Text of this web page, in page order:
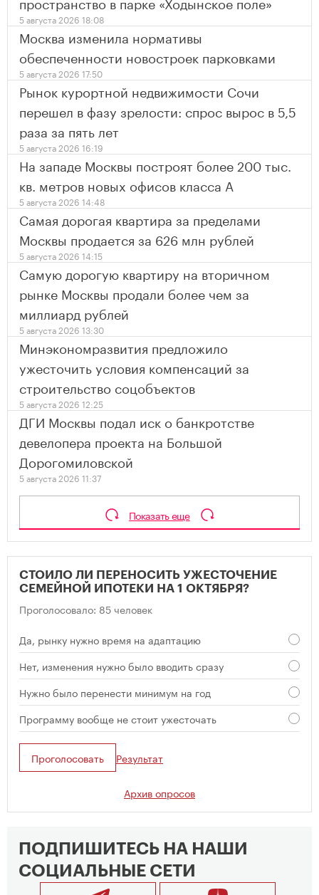
5 августа 2026 18:08
Москва изменила нормативы
обеспеченности новостроек парковками
5 августа 2026 17:50
Рынок курортной недвижимости Сочи
перешел в фазу зрелости: спрос вырос в 5,5
раза за пять лет
5 августа 2026 16:19
На западе Москвы построят более 200 тыс.
кв. метров новых офисов класса А
5 августа 2026 14:48
Самая дорогая квартира за пределами
Москвы продается за 626 млн рублей
5 августа 2026 14:15
Самую дорогую квартиру на вторичном
рынке Москвы продали более чем за
миллиард рублей
5 августа 2026 13:30
Минэкономразвития предложило
ужесточить условия компенсаций за
строительство соцобъектов
5 августа 2026 12:25
ДГИ Москвы подал иск о банкротстве
девелопера проекта на Большой
Дорогомиловской
5 августа 2026 11:37
Показать еще
СТОИЛО ЛИ ПЕРЕНОСИТЬ УЖЕСТОЧЕНИЕ
СЕМЕЙНОЙ ИПОТЕКИ НА 1 ОКТЯБРЯ?
Проголосовало: 85 человек
Да, рынку нужно время на адаптацию
Нет, изменения нужно было вводить сразу
Нужно было перенести минимум на год
Программу вообще не стоит ужесточать
Проголосовать Результат
Архив опросов
ПОДПИШИТЕСЬ НА НАШИ
СОЦИАЛЬНЫЕ СЕТИ